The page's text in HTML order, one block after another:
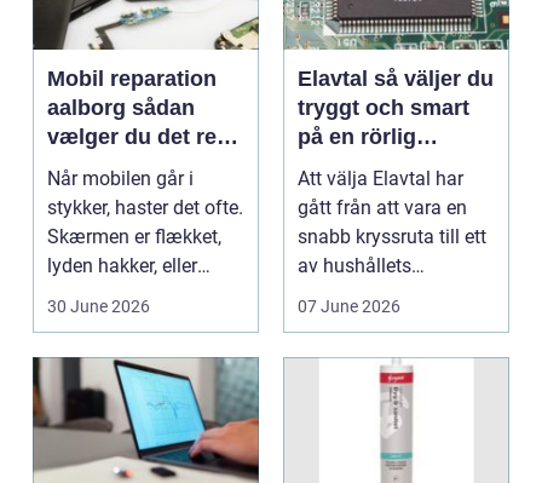
Mobil reparation
aalborg sådan
vælger du det rette
værksted
Når mobilen går i
stykker, haster det ofte.
Skærmen er flækket,
lyden hakker, eller
batteriet løber ...
30 June 2026
Elavtal så väljer du
tryggt och smart
på en rörlig
elmarknad
Att välja Elavtal har
gått från att vara en
snabb kryssruta till ett
av hushållets
viktigaste ekonom...
07 June 2026